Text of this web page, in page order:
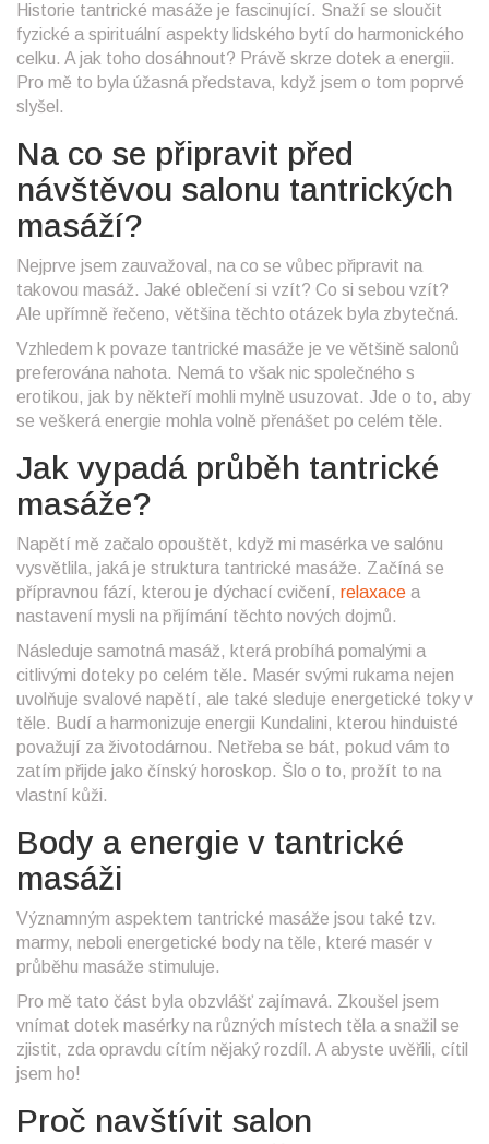
Historie tantrické masáže je fascinující. Snaží se sloučit
fyzické a spirituální aspekty lidského bytí do harmonického
celku. A jak toho dosáhnout? Právě skrze dotek a energii.
Pro mě to byla úžasná představa, když jsem o tom poprvé
slyšel.
Na co se připravit před
návštěvou salonu tantrických
masáží?
Nejprve jsem zauvažoval, na co se vůbec připravit na
takovou masáž. Jaké oblečení si vzít? Co si sebou vzít?
Ale upřímně řečeno, většina těchto otázek byla zbytečná.
Vzhledem k povaze tantrické masáže je ve většině salonů
preferována nahota. Nemá to však nic společného s
erotikou, jak by někteří mohli mylně usuzovat. Jde o to, aby
se veškerá energie mohla volně přenášet po celém těle.
Jak vypadá průběh tantrické
masáže?
Napětí mě začalo opouštět, když mi masérka ve salónu
vysvětlila, jaká je struktura tantrické masáže. Začíná se
přípravnou fází, kterou je dýchací cvičení, relaxace a
nastavení mysli na přijímání těchto nových dojmů.
Následuje samotná masáž, která probíhá pomalými a
citlivými doteky po celém těle. Masér svými rukama nejen
uvolňuje svalové napětí, ale také sleduje energetické toky v
těle. Budí a harmonizuje energii Kundalini, kterou hinduisté
považují za životodárnou. Netřeba se bát, pokud vám to
zatím přijde jako čínský horoskop. Šlo o to, prožít to na
vlastní kůži.
Body a energie v tantrické
masáži
Významným aspektem tantrické masáže jsou také tzv.
marmy, neboli energetické body na těle, které masér v
průběhu masáže stimuluje.
Pro mě tato část byla obzvlášť zajímavá. Zkoušel jsem
vnímat dotek masérky na různých místech těla a snažil se
zjistit, zda opravdu cítím nějaký rozdíl. A abyste uvěřili, cítil
jsem ho!
Proč navštívit salon